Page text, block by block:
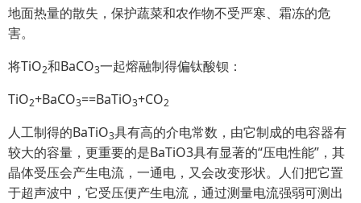
地面热量的散失，保护蔬菜和农作物不受严寒、霜冻的危
害。
将TiO2和BaCO3一起熔融制得偏钛酸钡：
TiO2+BaCO3==BaTiO3+CO2
人工制得的BaTiO3具有高的介电常数，由它制成的电容器有
较大的容量，更重要的是BaTiO3具有显著的“压电性能”，其
晶体受压会产生电流，一通电，又会改变形状。人们把它置
于超声波中，它受压便产生电流，通过测量电流强弱可测出